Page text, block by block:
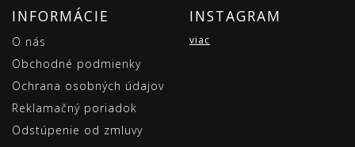
INFORMÁCIE
O nás
Obchodné podmienky
Ochrana osobných údajov
Reklamačný poriadok
Odstúpenie od zmluvy
INSTAGRAM
viac